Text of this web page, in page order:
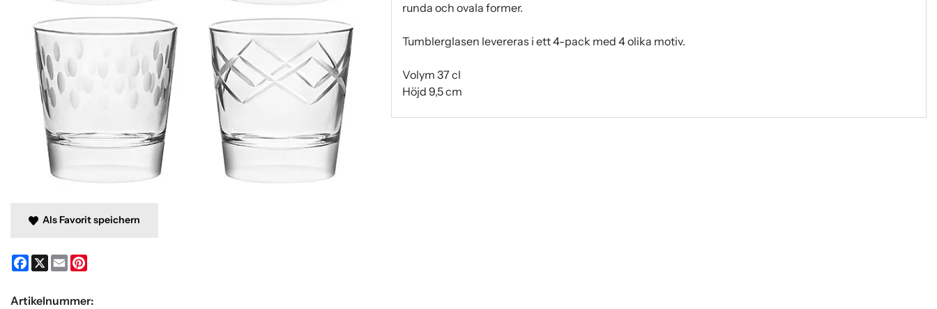
runda och ovala former.
Tumblerglasen levereras i ett 4-pack med 4 olika motiv.
Volym 37 cl
Höjd 9,5 cm
Als Favorit speichern
Facebook
X Email
Artikelnummer: